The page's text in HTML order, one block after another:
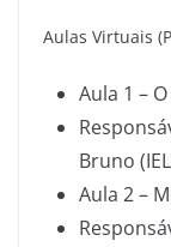
Aulas Virtuais
Aula 1 –
Bruno
Aula 2 –